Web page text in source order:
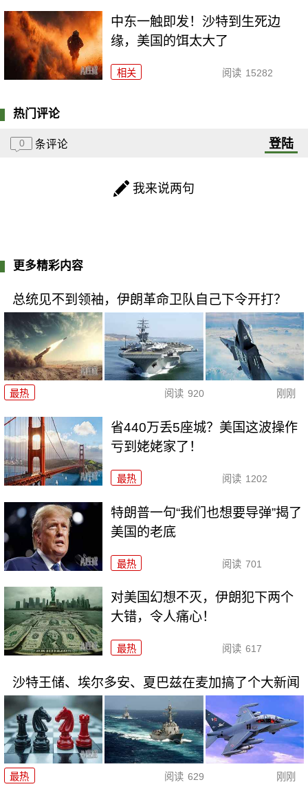
中东一触即发！沙特到生死边
缘，美国的饵太大了
相关 阅读 15282
热门评论
0 条评论 登陆
我来说两句
更多精彩内容
总统见不到领袖，伊朗革命卫队自己下令开打？
最热 阅读 920 刚刚
省440万丢5座城？美国这波操作
亏到姥姥家了！
最热 阅读 1202
特朗普一句“我们也想要导弹”揭了
美国的老底
最热 阅读 701
对美国幻想不灭，伊朗犯下两个
大错，令人痛心！
最热 阅读 617
沙特王储、埃尔多安、夏巴兹在麦加搞了个大新闻
最热 阅读 629 刚刚